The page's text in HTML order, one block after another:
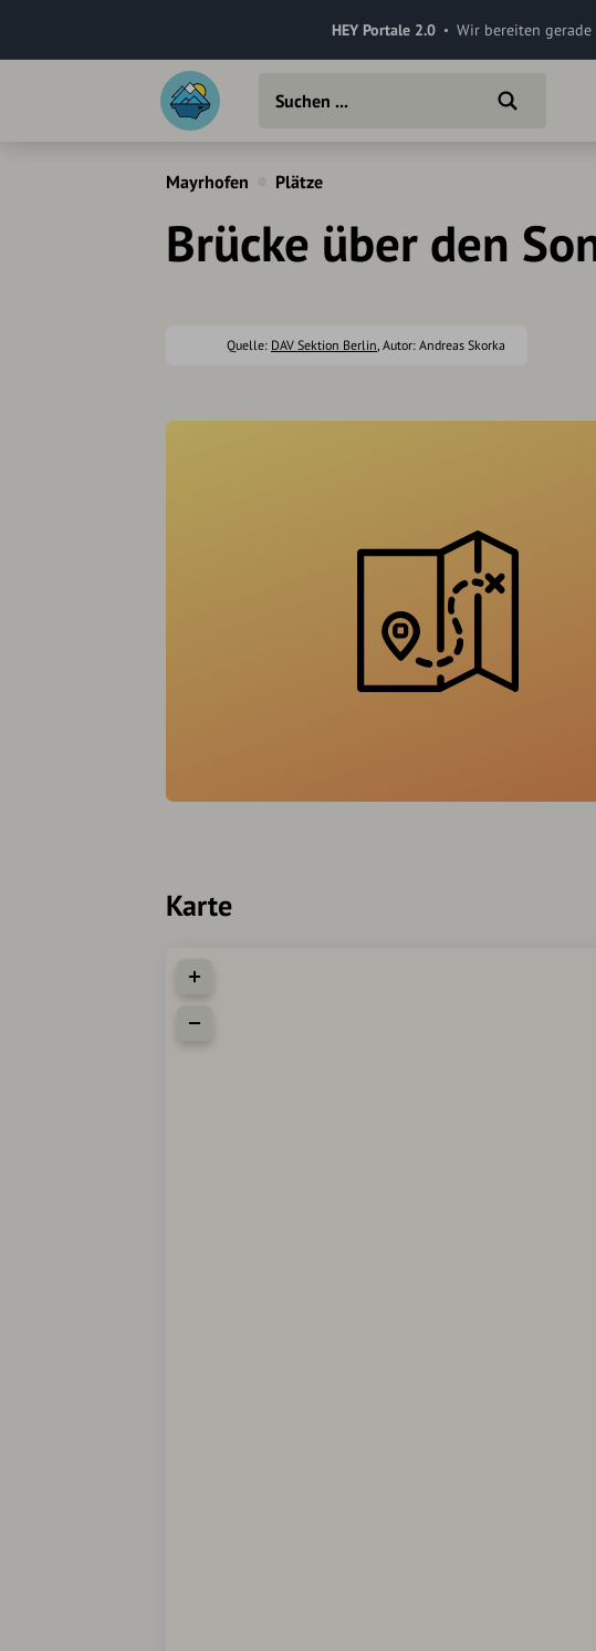
HEY Portale 2.0 Wir bereiten gerade
Mayrhofen Plätze
Brücke über den
Quelle: DAV Sektion Berlin, Autor: Andreas Skorka
Karte